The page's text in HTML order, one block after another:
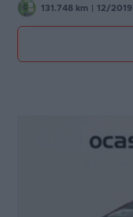
131.748 km 12/2019